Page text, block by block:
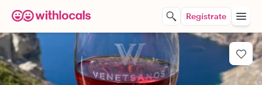
Regístrate